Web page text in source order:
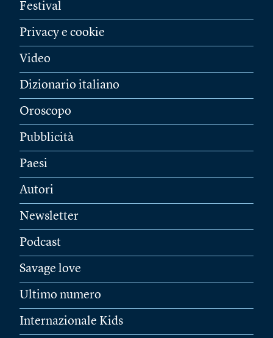
Festival
Privacy e cookie
Video
Dizionario italiano
Oroscopo
Pubblicità
Paesi
Autori
Newsletter
Podcast
Savage love
Ultimo numero
Internazionale Kids